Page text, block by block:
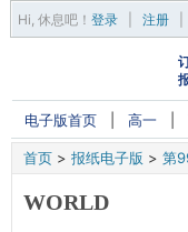
Hi, 休息吧 ！ 登录 注册
电子版首页 高一
首页 > 报纸电子版 > 第
WORLD